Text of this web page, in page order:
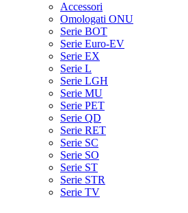
Accessori
Omologati ONU
Serie BOT
Serie Euro-EV
Serie EX
Serie L
Serie LGH
Serie MU
Serie PET
Serie QD
Serie RET
Serie SC
Serie SO
Serie ST
Serie STR
Serie TV